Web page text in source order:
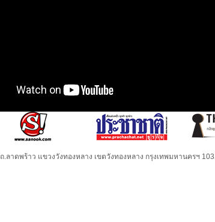
.ลาดพร้าว แขวงวังทองหลาง เขตวังทองหลาง กรุงเทพมหานครฯ